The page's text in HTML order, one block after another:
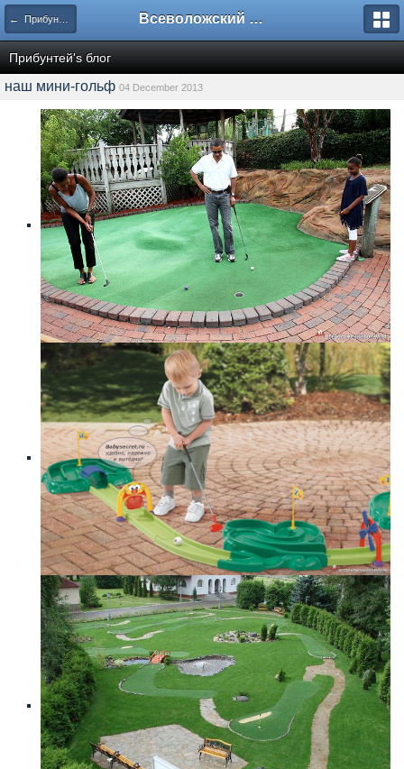
← Прибунтей's блог Всеволожский форум
Прибунтей's блог
наш мини-гольф 04 December 2013